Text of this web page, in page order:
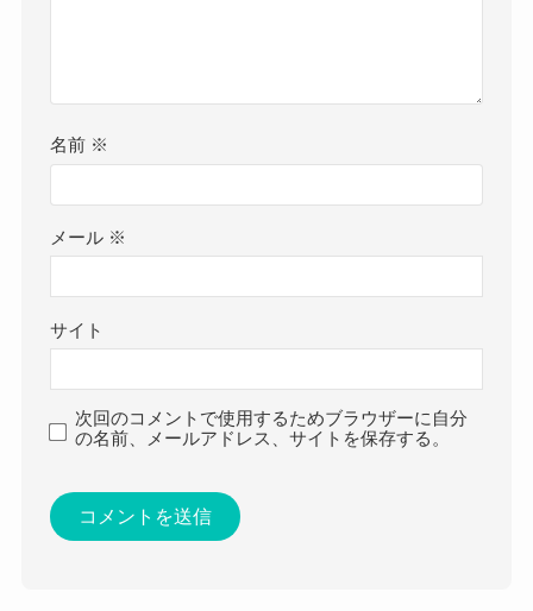
名前 ※
メール ※
サイト
次回のコメントで使用するためブラウザーに自分
の名前、メールアドレス、サイトを保存する。